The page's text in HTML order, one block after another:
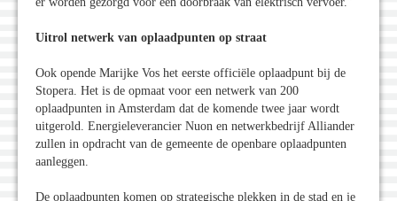
Uitrol netwerk van oplaadpunten op straat
Ook opende Marijke Vos het eerste officiële oplaadpunt bij de
Stopera. Het is de opmaat voor een netwerk van 200
oplaadpunten in Amsterdam dat de komende twee jaar wordt
uitgerold. Energieleverancier Nuon en netwerkbedrijf Alliander
zullen in opdracht van de gemeente de openbare oplaadpunten
aanleggen.
De oplaadpunten komen op strategische plekken in de stad en je